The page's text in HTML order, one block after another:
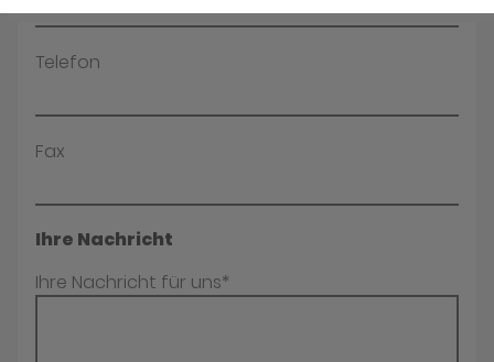
Telefon
Fax
Ihre Nachricht
Ihre Nachricht für uns*